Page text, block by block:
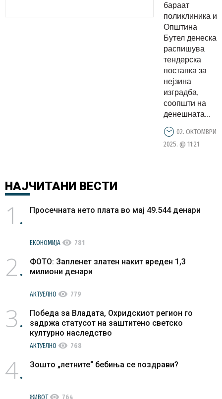
општината
денеска
распишува
тендерска
постапка
бараат
поликлиника и
Општина
Бутел денеска
распишува
тендерска
постапка за
нејзина
изградба,
соопшти на
денешната...
02. ОКТОМВРИ
2025. @ 11:21
НАЈЧИТАНИ ВЕСТИ
1 Просечната нето плата во мај 49.544 денари
ЕКОНОМИЈА visibility 781
2
ФОТО: Запленет златен накит вреден 1,3
милиони денари
АКТУЕЛНО visibility 779
3
Победа за Владата, Охридскиот регион го
задржа статусот на заштитено светско
културно наследство
АКТУЕЛНО visibility 768
4 Зошто „летните“ бебиња се поздрави?
ЖИВОТvisibility 764